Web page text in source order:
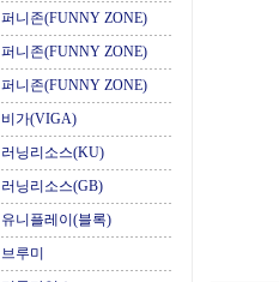
퍼니존(FUNNY ZONE)
퍼니존(FUNNY ZONE)
퍼니존(FUNNY ZONE)
비가(VIGA)
러닝리소스(KU)
러닝리소스(GB)
유니플레이(블록)
브루미